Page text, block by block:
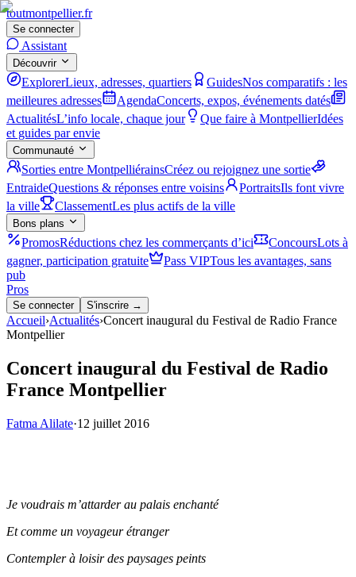
toutmontpellier.fr
Se connecter
Assistant
Découvrir
ExplorerLieux, adresses, quartiers GuidesNos comparatifs : les
meilleures adresses
AgendaConcerts, expos, événements datés
ActualitésL’info locale, chaque jour Que faire à MontpellierIdées
et guides par envie
Communauté
Sorties entre MontpelliérainsCréez ou rejoignez une sortie
EntraideQuestions & réponses entre voisins PortraitsIls font vivre
la ville
ClassementLes plus actifs de la ville
Bons plans
PromosRéductions chez les commerçants d’ici ConcoursLots à
gagner, participation gratuite
Pass VIPTous les avantages, sans
pub
Pros
Se connecter S'inscrire →
Accueil›Actualités›Concert inaugural du Festival de Radio France
Montpellier
Concert inaugural du Festival de Radio
France Montpellier
Fatma Alilate·12 juillet 2016
Je voudrais m’attarder au palais enchanté
Et comme un voyageur étranger
Contempler à loisir des paysages peints